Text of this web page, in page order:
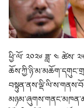
ཕྱི་ལོ་ ༢༠༢༦ ཟླ་ ༤ ཚེས་